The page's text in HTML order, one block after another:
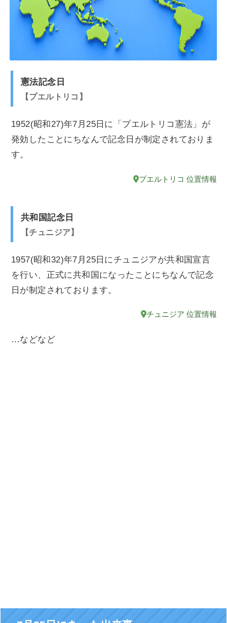
憲法記念日
プエルトリコ
1952(昭和27)年7月25日に「プエルトリコ憲法」が
発効したことにちなんで記念日が制定されておりま
す。
プエルトリコ 位置情報
共和国記念日
チュニジア
1957(昭和32)年7月25日にチュニジアが共和国宣言
を行い、正式に共和国になったことにちなんで記念
日が制定されております。
チュニジア 位置情報
…などなど